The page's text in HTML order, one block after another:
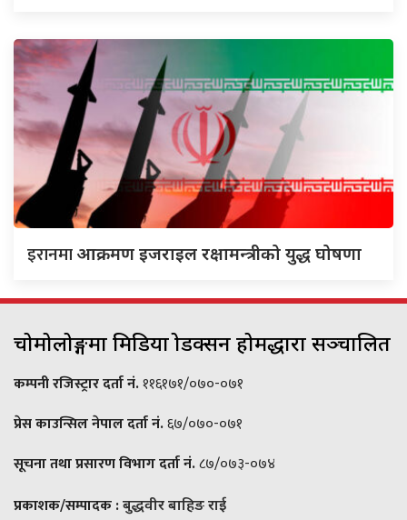
इरानमाआक्रमण इजराइल रक्षामन्त्रीको युद्ध घोषणा
चोमोलोङ्गमा मिडिया प्रोडक्सन होमद्धारा सञ्चालित
कम्पनी रजिस्ट्रार दर्ता नं.११६१७१/०७०-०७१
प्रेस काउन्सिल नेपाल दर्ता नं.६७/०७०-०७१
सूचना तथा प्रसारण विभाग दर्ता नं.८७/०७३-०७४
प्रकाशक/सम्पादक :बुद्धवीर बाहिङ राई